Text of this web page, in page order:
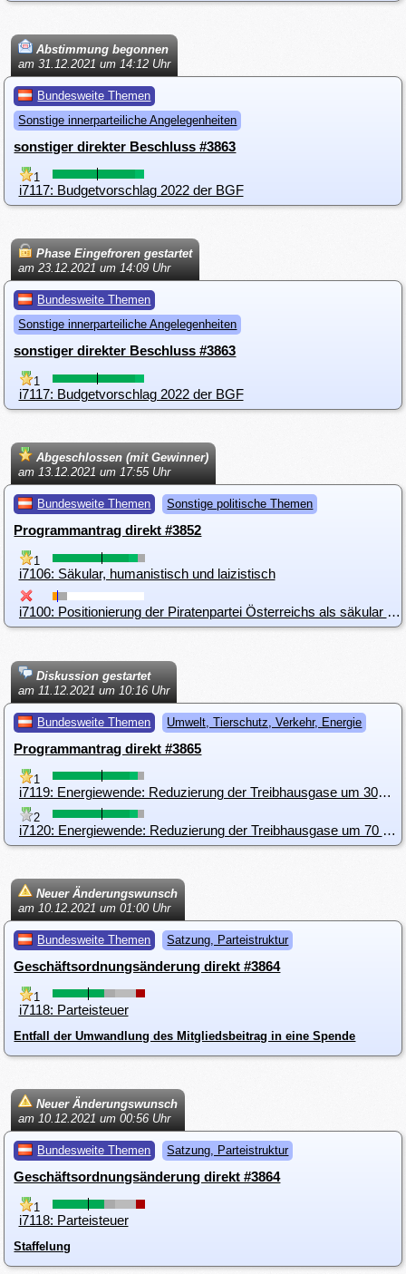
Abstimmung begonnen
am 31.12.2021 um 14:12 Uhr
Bundesweite Themen
Sonstige innerparteiliche Angelegenheiten
sonstiger direkter Beschluss #3863
1
i7117: Budgetvorschlag 2022 der BGF
Phase Eingefroren gestartet
am 23.12.2021 um 14:09 Uhr
Bundesweite Themen
Sonstige innerparteiliche Angelegenheiten
sonstiger direkter Beschluss #3863
1
i7117: Budgetvorschlag 2022 der BGF
Abgeschlossen (mit Gewinner)
am 13.12.2021 um 17:55 Uhr
Bundesweite Themen Sonstige politische Themen
Programmantrag direkt #3852
1
i7106: Säkular, humanistisch und laizistisch
i7100: Positionierung der Piratenpartei Österreichs als säkular und humanistisch
Diskussion gestartet
am 11.12.2021 um 10:16 Uhr
Bundesweite Themen Umwelt, Tierschutz, Verkehr, Energie
Programmantrag direkt #3865
1
i7119: Energiewende: Reduzierung der Treibhausgase um 30% bis 2025 und um 70 % bis 2030
2
i7120: Energiewende: Reduzierung der Treibhausgase um 70 % bis 2030
Neuer Änderungswunsch
am 10.12.2021 um 01:00 Uhr
Bundesweite Themen Satzung, Parteistruktur
Geschäftsordnungsänderung direkt #3864
1
i7118: Parteisteuer
Entfall der Umwandlung des Mitgliedsbeitrag in eine Spende
Neuer Änderungswunsch
am 10.12.2021 um 00:56 Uhr
Bundesweite Themen Satzung, Parteistruktur
Geschäftsordnungsänderung direkt #3864
1
i7118: Parteisteuer
Staffelung